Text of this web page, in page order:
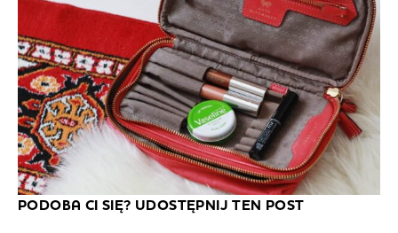
PODOBA CI SIĘ? UDOSTĘPNIJ TEN POST